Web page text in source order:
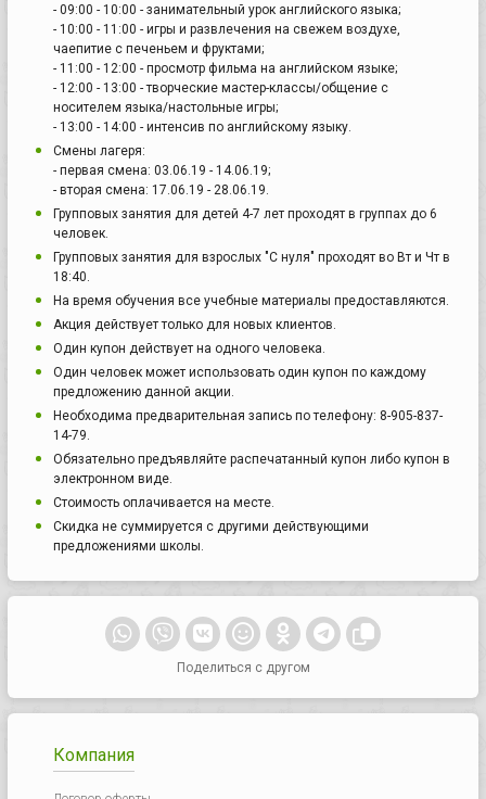
- 09:00 - 10:00 - занимательный урок английского языка;
- 10:00 - 11:00 - игры и развлечения на свежем воздухе,
чаепитие с печеньем и фруктами;
- 11:00 - 12:00 - просмотр фильма на английском языке;
- 12:00 - 13:00 - творческие мастер-классы/общение с
носителем языка/настольные игры;
- 13:00 - 14:00 - интенсив по английскому языку.
Смены лагеря:
- первая смена: 03.06.19 - 14.06.19;
- вторая смена: 17.06.19 - 28.06.19.
Групповых занятия для детей 4-7 лет проходят в группах до 6
человек.
Групповых занятия для взрослых "С нуля" проходят во Вт и Чт в
18:40.
На время обучения все учебные материалы предоставляются.
Акция действует только для новых клиентов.
Один купон действует на одного человека.
Один человек может использовать один купон по каждому
предложению данной акции.
Необходима предварительная запись по телефону: 8-905-837-
14-79.
Обязательно предъявляйте распечатанный купон либо купон в
электронном виде.
Стоимость оплачивается на месте.
Скидка не суммируется с другими действующими
предложениями школы.
Поделиться с другом
Компания